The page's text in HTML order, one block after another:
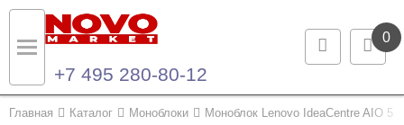
0
+7 495 280-80-12
Главная Каталог Моноблоки Моноблок Lenovo IdeaCentre AIO 5
Назад
Назад